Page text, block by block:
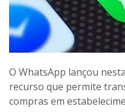
O WhatsApp lançou
recurso que permite
compras em